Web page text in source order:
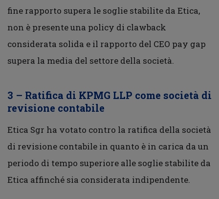
fine rapporto supera le soglie stabilite da Etica,
non è presente una policy di clawback
considerata solida e il rapporto del CEO pay gap
supera la media del settore della società.
3 – Ratifica di KPMG LLP come società di
revisione contabile
Etica Sgr ha votato contro la ratifica della società
di revisione contabile in quanto è in carica da un
periodo di tempo superiore alle soglie stabilite da
Etica affinché sia considerata indipendente.